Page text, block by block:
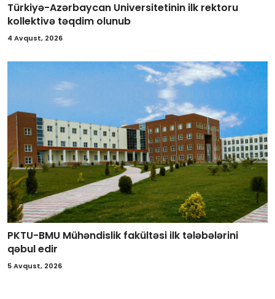
Türkiyə-Azərbaycan Universitetinin ilk rektoru
kollektivə təqdim olunub
4 Avqust, 2026
PKTU-BMU Mühəndislik fakültəsi ilk tələbələrini
qəbul edir
5 Avqust, 2026